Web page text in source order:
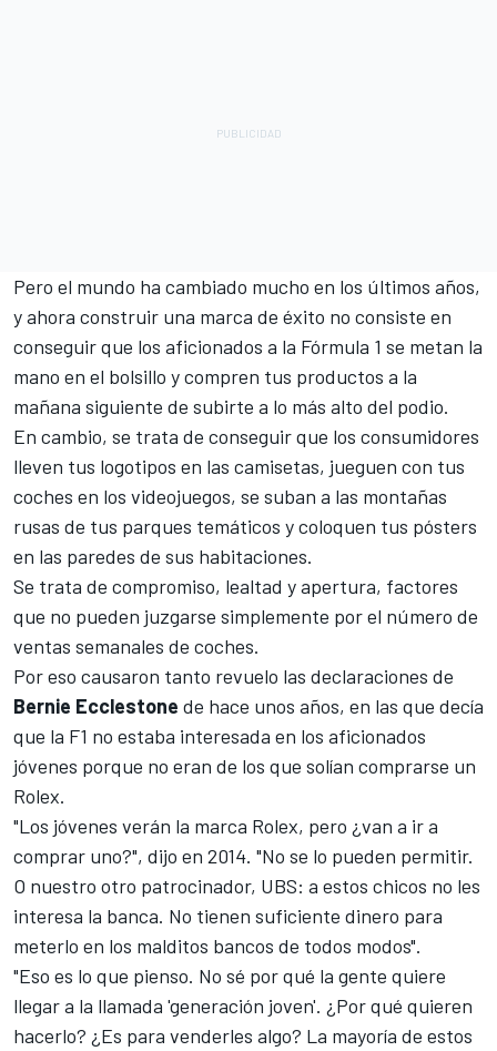
Pero el mundo ha cambiado mucho en los últimos años,
y ahora construir una marca de éxito no consiste en
conseguir que los aficionados a la Fórmula 1 se metan la
mano en el bolsillo y compren tus productos a la
mañana siguiente de subirte a lo más alto del podio.
En cambio, se trata de conseguir que los consumidores
lleven tus logotipos en las camisetas, jueguen con tus
coches en los videojuegos, se suban a las montañas
rusas de tus parques temáticos y coloquen tus pósters
en las paredes de sus habitaciones.
Se trata de compromiso, lealtad y apertura, factores
que no pueden juzgarse simplemente por el número de
ventas semanales de coches.
Por eso causaron tanto revuelo las declaraciones de
Bernie Ecclestone de hace unos años, en las que decía
que la F1 no estaba interesada en los aficionados
jóvenes porque no eran de los que solían comprarse un
Rolex.
"Los jóvenes verán la marca Rolex, pero ¿van a ir a
comprar uno?", dijo en 2014. "No se lo pueden permitir.
O nuestro otro patrocinador, UBS: a estos chicos no les
interesa la banca. No tienen suficiente dinero para
meterlo en los malditos bancos de todos modos".
"Eso es lo que pienso. No sé por qué la gente quiere
llegar a la llamada 'generación joven'. ¿Por qué quieren
hacerlo? ¿Es para venderles algo? La mayoría de estos